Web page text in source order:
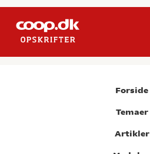
Forside
Temaer
Artikler